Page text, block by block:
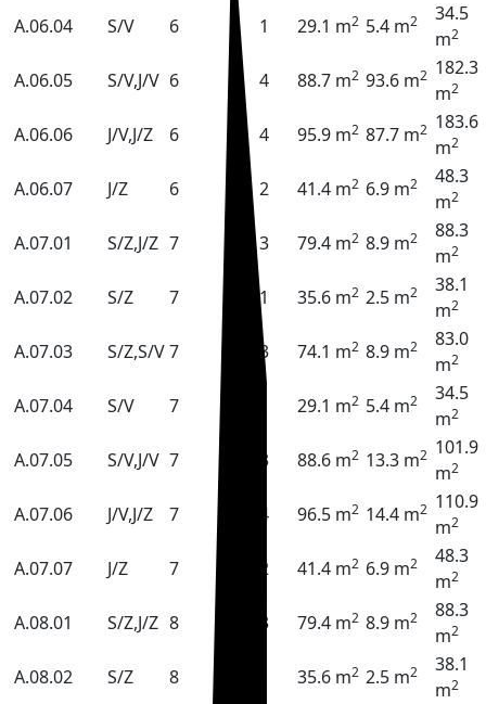
A.06.04 S/V 6 1 29.1 m2 5.4 m2
34.5
m2
A.06.05 S/V,J/V 6 4 88.7 m2 93.6 m2 182.3
m2
A.06.06 J/V,J/Z 6 4 95.9 m2 87.7 m2 183.6
m2
A.06.07 J/Z 6 2 41.4 m2 6.9 m2
48.3
m2
A.07.01 S/Z,J/Z 7 3 79.4 m2 8.9 m2
88.3
m2
A.07.02 S/Z 7 1 35.6 m2 2.5 m2
38.1
m2
A.07.03 S/Z,S/V7 3 74.1 m2 8.9 m2
83.0
m2
A.07.04 S/V 7 29.1 m2 5.4 m2
34.5
m2
A.07.05 S/V,J/V 7 3 88.6 m2 13.3 m2 101.9
m2
A.07.06 J/V,J/Z 7 4 96.5 m2 14.4 m2 110.9
m2
A.07.07 J/Z 7 2 41.4 m2 6.9 m2
48.3
m2
A.08.01 S/Z,J/Z 8 3 79.4 m2 8.9 m2
88.3
m2
A.08.02 S/Z 8 35.6 m2 2.5 m2
38.1
m2